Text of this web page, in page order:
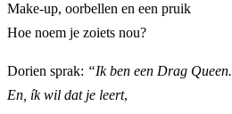
Make-up, oorbellen en een pruik
Hoe noem je zoiets nou?
Dorien sprak: “Ik ben een Drag Queen.
En, ík wil dat je leert,